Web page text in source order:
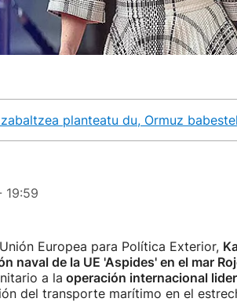
planteatu du, Ormuz
19:59
Europea para Política Exterior,
naval de la UE 'Aspides' en el mar
a la operación internacional
del transporte marítimo en el